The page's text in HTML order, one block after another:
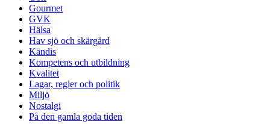
Gourmet
GVK
Hälsa
Hav sjö och skärgård
Kändis
Kompetens och utbildning
Kvalitet
Lagar, regler och politik
Miljö
Nostalgi
På den gamla goda tiden